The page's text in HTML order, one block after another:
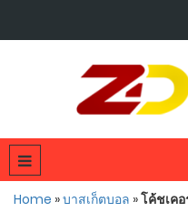
Home »บาสเก็ตบอล »โค้ชเค